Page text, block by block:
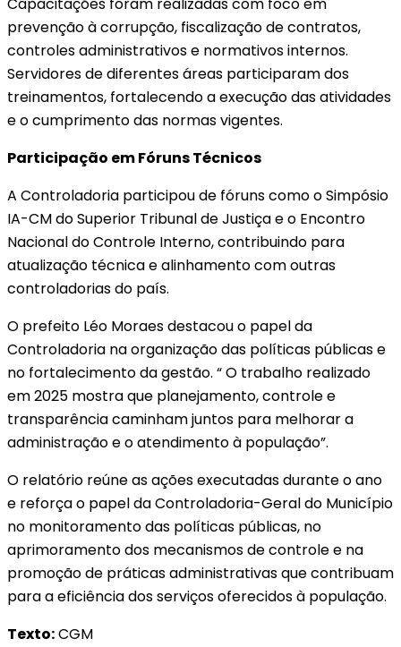
prevenção à corrupção, fiscalização de contratos,
controles administrativos e normativos internos.
Servidores de diferentes áreas participaram dos
treinamentos, fortalecendo a execução das atividades
e o cumprimento das normas vigentes.
Participação em Fóruns Técnicos
A Controladoria participou de fóruns como o Simpósio
IA-CM do Superior Tribunal de Justiça e o Encontro
Nacional do Controle Interno, contribuindo para
atualização técnica e alinhamento com outras
controladorias do país.
O prefeito Léo Moraes destacou o papel da
Controladoria na organização das políticas públicas e
no fortalecimento da gestão. “ O trabalho realizado
em 2025 mostra que planejamento, controle e
transparência caminham juntos para melhorar a
administração e o atendimento à população”.
O relatório reúne as ações executadas durante o ano
e reforça o papel da Controladoria-Geral do Município
no monitoramento das políticas públicas, no
aprimoramento dos mecanismos de controle e na
promoção de práticas administrativas que contribuam
para a eficiência dos serviços oferecidos à população.
Texto:CGM